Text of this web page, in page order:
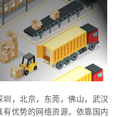
圳，北京，东莞，佛山，武汉
优势的网络资源，依靠国内